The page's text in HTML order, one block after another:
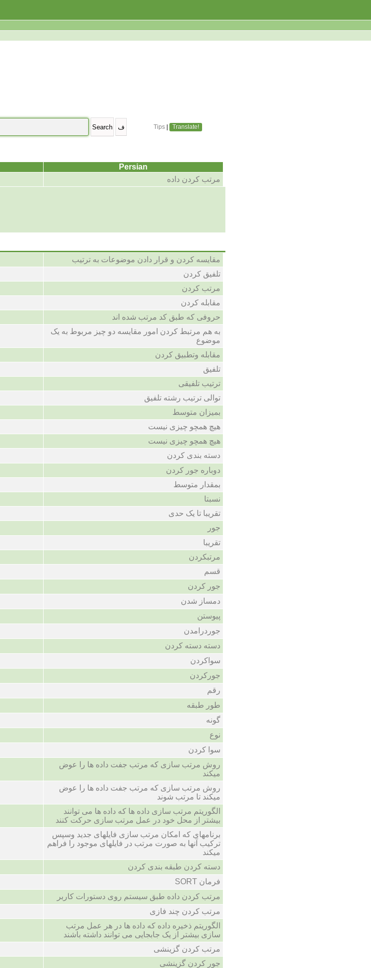
Tips Translate!
Persian
مرتب کردن داده
مقایسه کردن و قرار دادن موضوعات به ترتیب
تلفیق کردن
مرتب کردن
مقابله کردن
حروفی که طبق کد مرتب شده اند
به هم مرتبط کردن امور مقایسه دو چیز مربوط به یک
موضوع
مقابله وتطبیق کردن
تلفیق
ترتیب تلفیقی
توالی ترتیب رشته تلفیق
بمیزان متوسط
هیچ همچو چیزی نیست
هیچ همچو چیزی نیست
دسته بندی کردن
دوباره جور کردن
بمقدار متوسط
نسبتا
تقریبا تا یک حدی
جور
تقریبا
مرتبکردن
قسم
جور کردن
دمساز شدن
پیوستن
جوردرامدن
دسته دسته کردن
سواکردن
جورکردن
رقم
طور طبقه
گونه
نوع
سوا کردن
روش مرتب سازی که مرتب جفت داده ها را عوض
میکند
روش مرتب سازی که مرتب جفت داده ها را عوض
میکند تا مرتب شوند
الگوریتم مرتب سازی داده ها که داده ها می توانند
بیشتر از محل خود در عمل مرتب سازی حرکت کنند
برنامهای که امکان مرتب سازی فایلهای جدید وسپس
ترکیب آنها به صورت مرتب در فایلهای موجود را فراهم
میکند
دسته کردن طبقه بندی کردن
فرمان SORT
مرتب کردن داده طبق سیستم روی دستورات کاربر
مرتب کردن چند فازی
الگوریتم ذخیره داده که داده ها در هر عمل مرتب
سازی بیشتر از یک جابجایی می توانند داشته باشند
مرتب کردن گزینشی
جور کردن گزینشی